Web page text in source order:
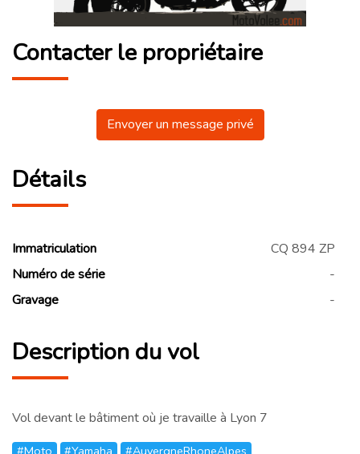
Contacter le propriétaire
Envoyer un message privé
Détails
Immatriculation
CQ 894 ZP
Numéro de série
-
Gravage
-
Description du vol
Vol devant le bâtiment où je travaille à Lyon 7
#Moto #Yamaha #AuvergneRhoneAlpes